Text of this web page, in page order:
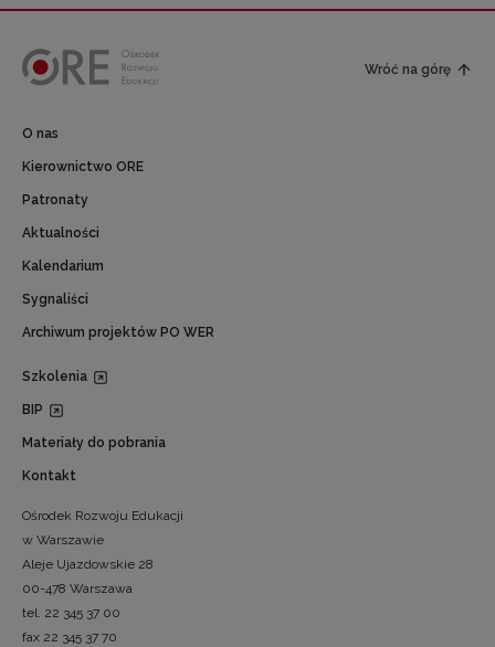
Wróć na górę
O nas
Kierownictwo ORE
Patronaty
Aktualności
Kalendarium
Sygnaliści
Archiwum projektów PO WER
Szkolenia
BIP
Materiały do pobrania
Kontakt
Ośrodek Rozwoju Edukacji
w Warszawie
Aleje Ujazdowskie 28
00-478 Warszawa
tel. 22 345 37 00
fax 22 345 37 70